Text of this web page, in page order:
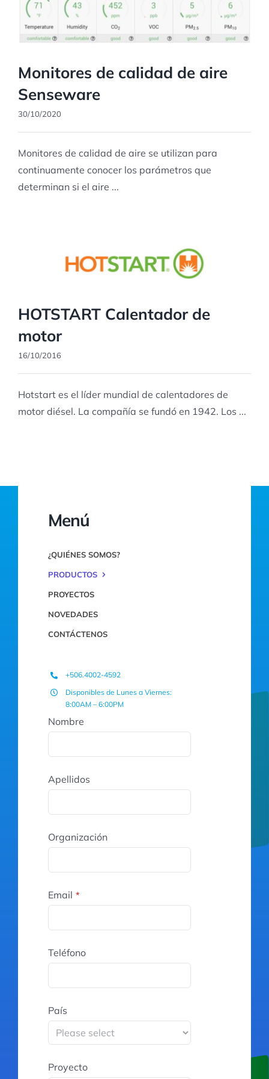
Monitores de calidad de aire
Senseware
30/10/2020
Monitores de calidad de aire se utilizan para
continuamente conocer los parámetros que
determinan si el aire ...
HOTSTART Calentador de
motor
16/10/2016
Hotstart es el líder mundial de calentadores de
motor diésel. La compañía se fundó en 1942. Los ...
Menú
¿QUIÉNES SOMOS?
PRODUCTOS
PROYECTOS
NOVEDADES
CONTÁCTENOS
+506.4002-4592
Disponibles de Lunes a Viernes:
8:00AM – 6:00PM
Nombre
Apellidos
Organización
Email *
Teléfono
País
Proyecto